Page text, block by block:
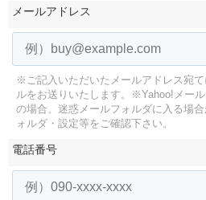
メールアドレス
※ご記入いただいたメールアドレス宛
ルをお送りいたします。
※Yahoo!メー
の場合、迷惑メールフォルダに入る場合
ォルダ・設定等をご確認下さい。
電話番号